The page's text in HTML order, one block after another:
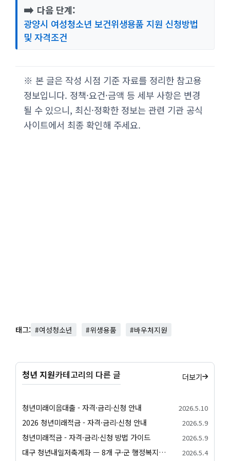
➡️ 다음 단계:
광양시 여성청소년 보건위생용품 지원 신청방법
및 자격조건
※ 본 글은 작성 시점 기준 자료를 정리한 참고용
정보입니다. 정책·요건·금액 등 세부 사항은 변경
될 수 있으니, 최신·정확한 정보는 관련 기관 공식
사이트에서 최종 확인해 주세요.
태그: #여성청소년 #위생용품 #바우처지원
청년 지원카테고리의 다른 글 더보기
청년미래이음대출 - 자격·금리·신청 안내 2026.5.10
2026 청년미래적금 - 자격·금리·신청 안내 2026.5.9
청년미래적금 - 자격·금리·신청 방법 가이드 2026.5.9
대구 청년내일저축계좌 — 8개 구·군 행정복지센터 신청 방법 2026.5.4